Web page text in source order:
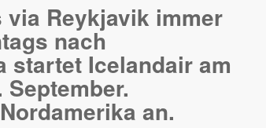
via Reykjavik immer
nach
startet Icelandair am
an.